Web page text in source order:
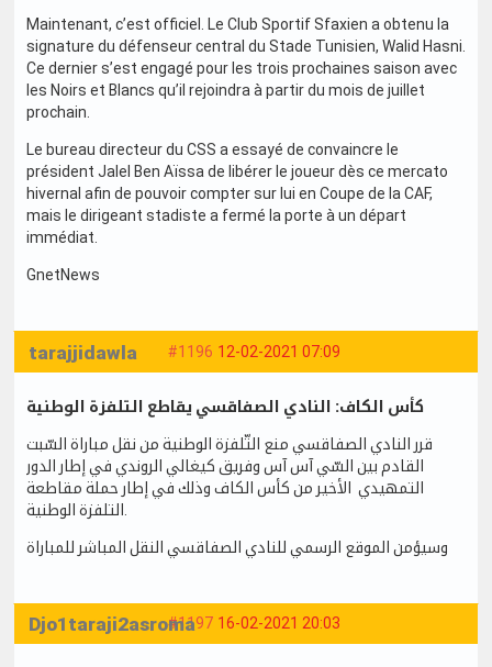
Maintenant, c’est officiel. Le Club Sportif Sfaxien a obtenu la
signature du défenseur central du Stade Tunisien, Walid Hasni.
Ce dernier s’est engagé pour les trois prochaines saison avec
les Noirs et Blancs qu’il rejoindra à partir du mois de juillet
prochain.
Le bureau directeur du CSS a essayé de convaincre le
président Jalel Ben Aïssa de libérer le joueur dès ce mercato
hivernal afin de pouvoir compter sur lui en Coupe de la CAF,
mais le dirigeant stadiste a fermé la porte à un départ
immédiat.
GnetNews
#1196 12-02-2021 07:09
tarajjidawla
كأس الكاف: النادي الصفاقسي يقاطع التلفزة الوطنية
قرر النادي الصفاقسي منع التّلفزة الوطنية من نقل مباراة السّبت
القادم بين السّي آس آس وفريق كيغالي الروندي في إطار الدور
التمهيدي الأخير من كأس الكاف وذلك في إطار حملة مقاطعة
وسيؤمن الموقع الرسمي للنادي الصفاقسي النقل المباشر للمباراة
#1197 16-02-2021 20:03
Djo1taraji2asroma